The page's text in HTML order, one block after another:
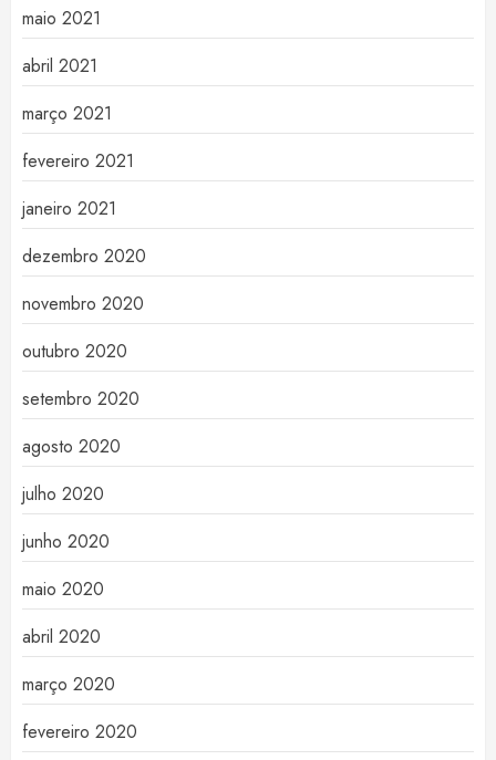
maio 2021
abril 2021
março 2021
fevereiro 2021
janeiro 2021
dezembro 2020
novembro 2020
outubro 2020
setembro 2020
agosto 2020
julho 2020
junho 2020
maio 2020
abril 2020
março 2020
fevereiro 2020